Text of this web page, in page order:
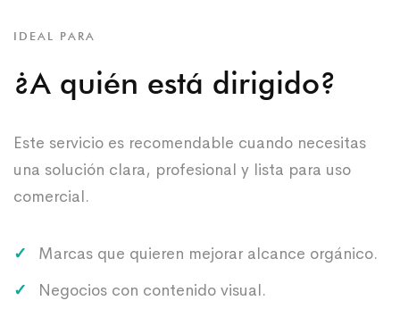
IDEAL PARA
¿A quién está dirigido?
Este servicio es recomendable cuando necesitas
una solución clara, profesional y lista para uso
comercial.
Marcas que quieren mejorar alcance orgánico.
Negocios con contenido visual.